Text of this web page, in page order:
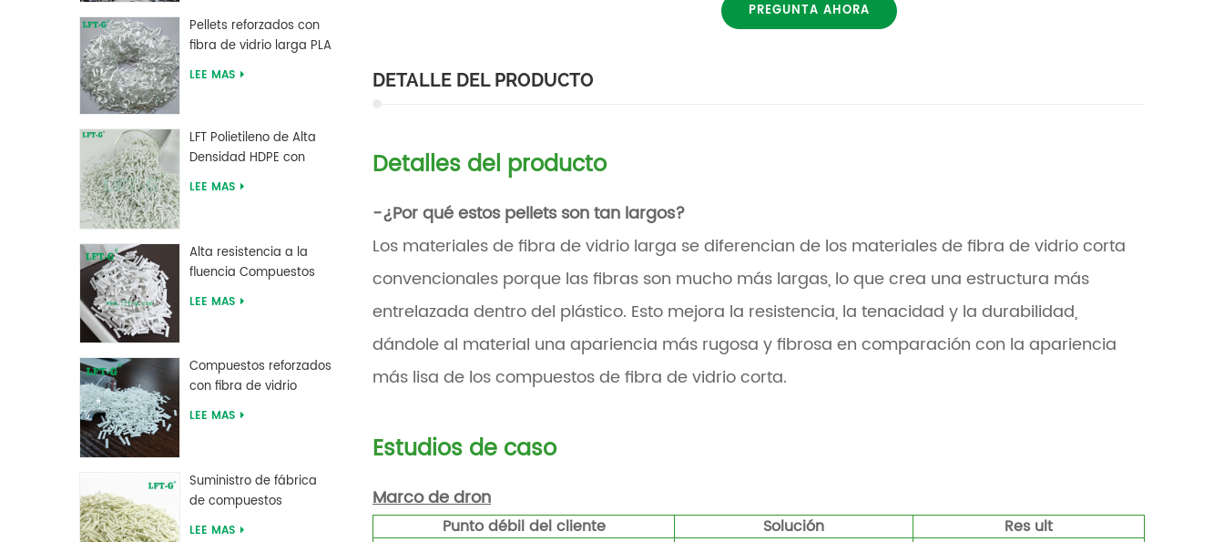
Pellets reforzados con
fibra de vidrio larga PLA
de ácido poliláctico de
LEE MAS
LFT Polietileno de Alta
Densidad HDPE con
Fibra de Vidrio Larga
LEE MAS
Alta resistencia a la
fluencia Compuestos
largos de fibra de vidrio
LEE MAS
Compuestos reforzados
con fibra de vidrio
larga de tereftalato de
LEE MAS
Suministro de fábrica
de compuestos
reforzados con fibra de
LEE MAS
PREGUNTA AHORA
DETALLE DEL PRODUCTO
Detalles del producto
-¿Por qué estos pellets son tan largos?
Los materiales de fibra de vidrio larga se diferencian de los materiales de fibra de vidrio corta
convencionales porque las fibras son mucho más largas, lo que crea una estructura más
entrelazada dentro del plástico. Esto mejora la resistencia, la tenacidad y la durabilidad,
dándole al material una apariencia más rugosa y fibrosa en comparación con la apariencia
más lisa de los compuestos de fibra de vidrio corta.
Estudios de caso
Marco de dron
Punto débil del cliente Solución Res ult